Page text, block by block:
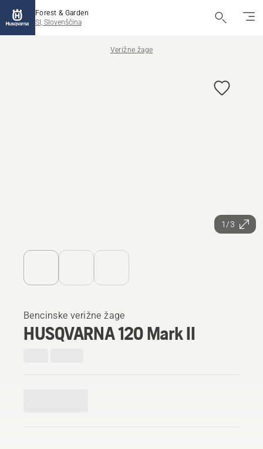
Forest & Garden
SI, Slovenščina
Verižne žage
1/3
Bencinske verižne žage
HUSQVARNA 120 Mark II